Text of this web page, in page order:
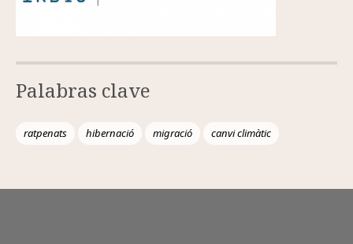
Palabras clave
ratpenats hibernació migració canvi climàtic